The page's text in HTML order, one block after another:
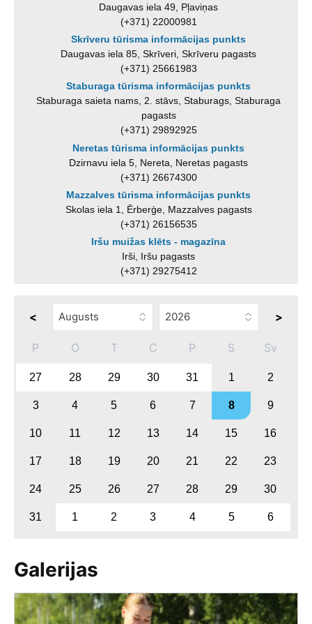
Daugavas iela 49, Pļaviņas
(+371) 22000981
Skrīveru tūrisma informācijas punkts
Daugavas iela 85, Skrīveri, Skrīveru pagasts
(+371) 25661983
Staburaga tūrisma informācijas punkts
Staburaga saieta nams, 2. stāvs, Staburags, Staburaga
pagasts
(+371) 29892925
Neretas tūrisma informācijas punkts
Dzirnavu iela 5, Nereta, Neretas pagasts
(+371) 26674300
Mazzalves tūrisma informācijas punkts
Skolas iela 1, Ērberģe, Mazzalves pagasts
(+371) 26156535
Iršu muižas klēts - magazīna
Irši, Iršu pagasts
(+371) 29275412
< >
P O T C P S Sv
27 28 29 30 31 1 2
3 4 5 6 7 8 9
10 11 12 13 14 15 16
17 18 19 20 21 22 23
24 25 26 27 28 29 30
31 1 2 3 4 5 6
Galerijas